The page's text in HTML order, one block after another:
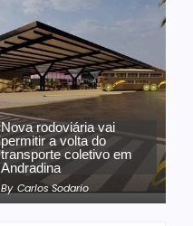
Nova rodoviária vai
permitir a volta do
transporte coletivo em
Andradina
By Carlos Sodario